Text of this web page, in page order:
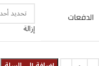
الدفعات
إزالة